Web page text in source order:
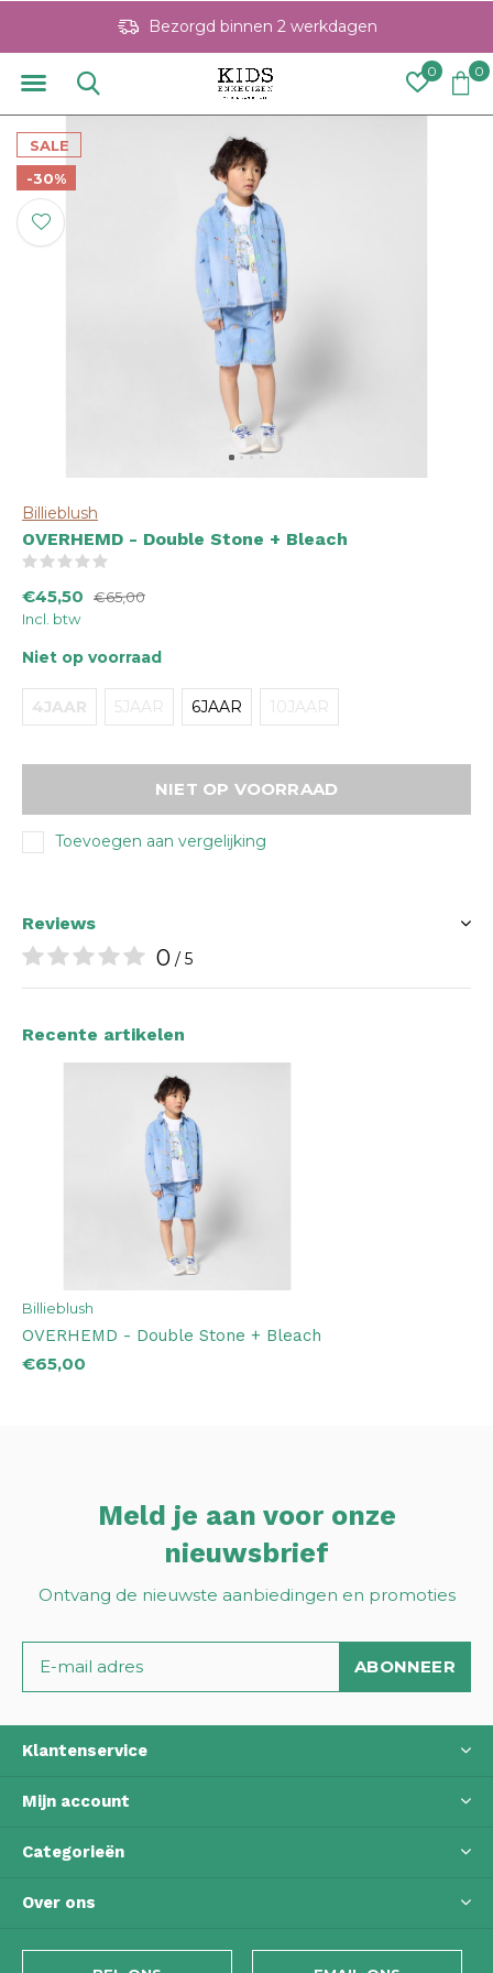
0 0
Bezorgd binnen 2 werkdagen
SALE
-30%
Billieblush
OVERHEMD - Double Stone + Bleach
€45,50
€65,00
Incl. btw
Niet op voorraad
4JAAR 5JAAR 6JAAR 10JAAR
NIET OP VOORRAAD
Toevoegen aan vergelijking
Reviews
0 / 5
Recente artikelen
Billieblush
OVERHEMD - Double Stone + Bleach
€65,00
Meld je aan voor onze
nieuwsbrief
Ontvang de nieuwste aanbiedingen en promoties
ABONNEER
Klantenservice
Mijn account
Categorieën
Over ons